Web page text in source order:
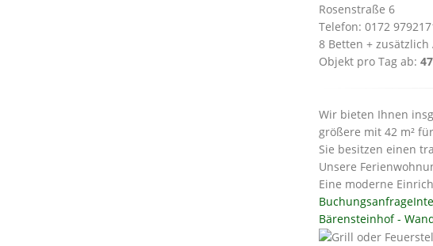
Rosenstraße 6
Telefon: 0172
8 Betten +
Objekt pro Tag ab:
Wir bieten Ihnen
größere mit 42 m²
Sie besitzen einen
Unsere
Eine moderne
Buchungsanfrage
Bärensteinhof -